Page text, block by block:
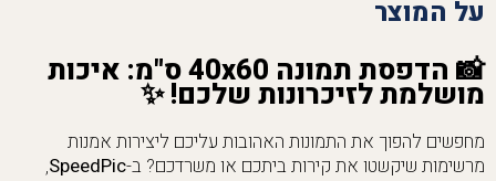
על המוצר
📸 הדפסת תמונה 40x60 ס"מ: איכות
מושלמת לזיכרונות שלכם!✨
מחפשים להפוך את התמונות האהובות עליכם ליצירות אמנות
מרשימות שיקשטו את קירות ביתכם או משרדכם? ב-SpeedPic
,